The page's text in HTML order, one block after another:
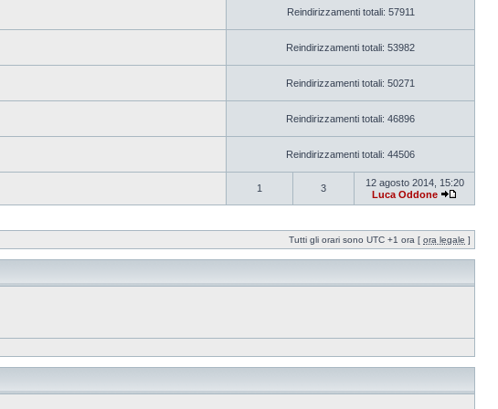
Reindirizzamenti totali: 57911
Reindirizzamenti totali: 53982
Reindirizzamenti totali: 50271
Reindirizzamenti totali: 46896
Reindirizzamenti totali: 44506
1 3
12 agosto 2014, 15:20
Luca Oddone
Tutti gli orari sono UTC +1 ora [ ora legale ]